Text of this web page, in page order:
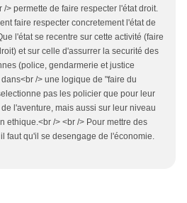
/> permette de faire respecter l'état droit.
faire respecter concretement l'état de
l'état se recentre sur cette activité (faire
et sur celle d'assurrer la securité des
(police, gendarmerie et justice
/> une logique de "faire du
pas les policier que pour leur
l'aventure, mais aussi sur leur niveau
ethique.<br /> <br /> Pour mettre des
faut qu'il se desengage de l'économie.